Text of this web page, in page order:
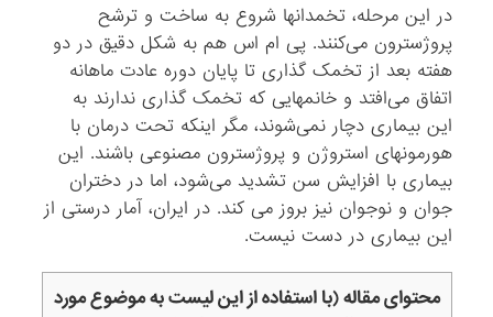
در این مرحله، تخمدانها‌ شروع به ساخت و ترشح
پروژسترون می‌کنند. پی ام اس هم به شکل دقیق در دو
هفته بعد از تخمک گذار‌ی تا پایان دوره عادت ماهانه
اتفاق می‌افتد و خانمها‌یی که تخمک گذ‌اری ندارند به
این بیماری دچار نمی‌شوند، مگر اینکه تحت درمان با
هورمونها‌ی استروژن و پروژسترون مصنوعی باشند. این
بیماری با افزایش سن تشدید می‌شود، اما در دختران
جوان و نوجوان نیز بروز می کند. در ایران، آمار درستی از
این بیماری در دست نیست.
محتوای مقاله (با استفاده از این لیست به موضوع مورد